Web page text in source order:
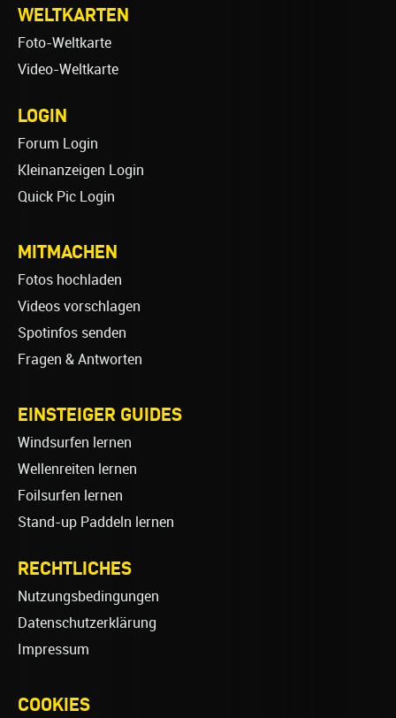
WELTKARTEN
Foto-Weltkarte
Video-Weltkarte
LOGIN
Forum Login
Kleinanzeigen Login
Quick Pic Login
MITMACHEN
Fotos hochladen
Videos vorschlagen
Spotinfos senden
Fragen & Antworten
EINSTEIGER GUIDES
Windsurfen lernen
Wellenreiten lernen
Foilsurfen lernen
Stand-up Paddeln lernen
RECHTLICHES
Nutzungsbedingungen
Datenschutzerklärung
Impressum
COOKIES